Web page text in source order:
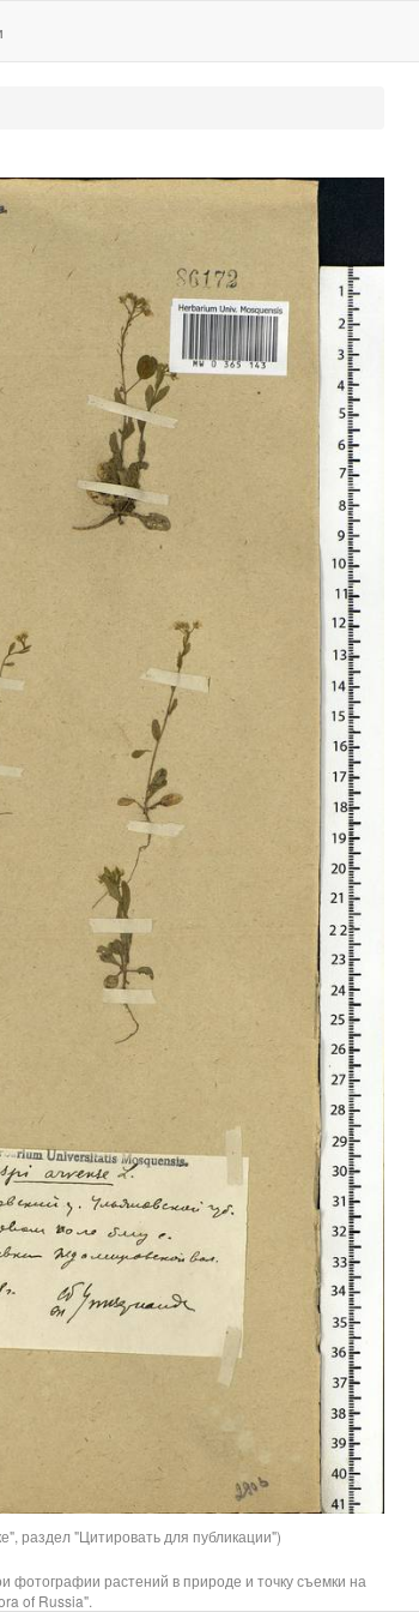
раздел "Цитировать для публикации")
фотографии растений в природе и точку съемки на
of Russia".